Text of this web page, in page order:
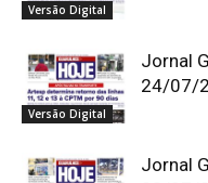
Versão Digital
Versão Digital
Jornal
24/07/
Jornal